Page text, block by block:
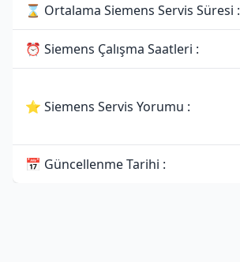
⌛ Ortalama Siemens Servis Süresi :
⏰ Siemens Çalışma Saatleri :
⭐ Siemens Servis Yorumu :
📅 Güncellenme Tarihi :